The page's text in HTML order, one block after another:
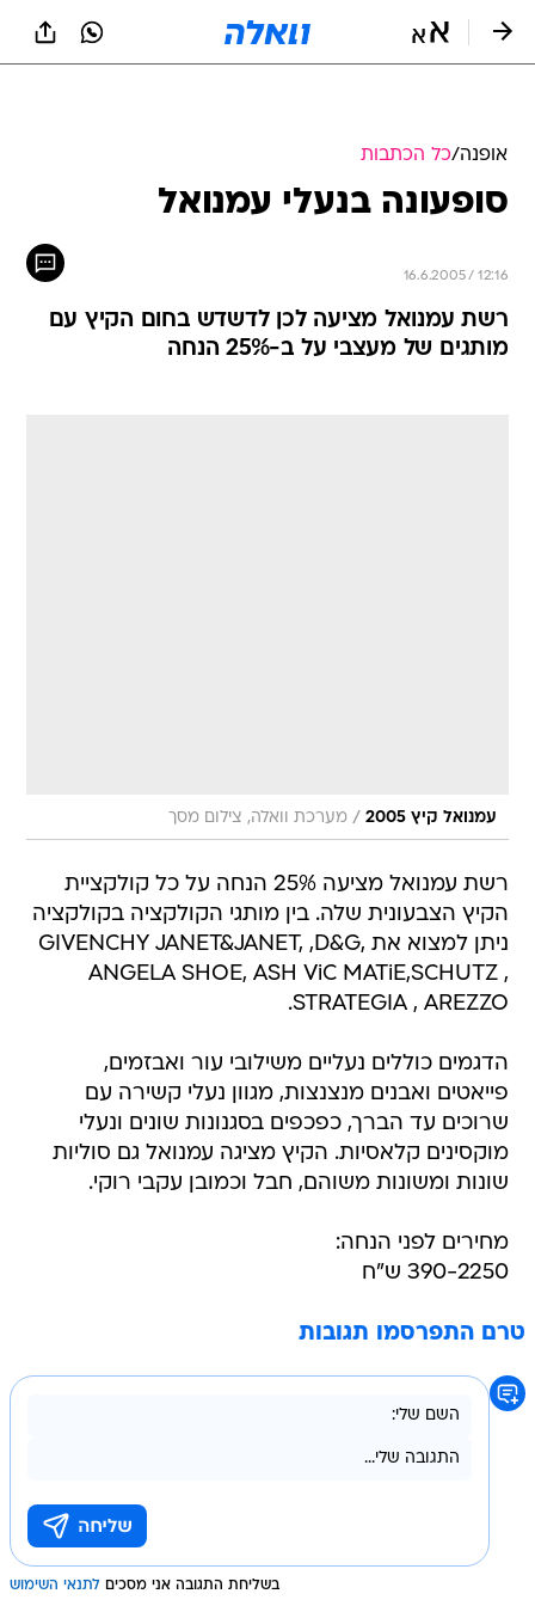
אופנה/כל הכתבות
סופעונה בנעלי עמנואל
16.6.2005 / 12:16
רשת עמנואל מציעה לכן לדשדש בחום הקיץ עם
מותגים של מעצבי על ב-25% הנחה
עמנואל קיץ 2005 / מערכת וואלה, צילום מסך
רשת עמנואל מציעה 25% הנחה על כל קולקציית
הקיץ הצבעונית שלה. בין מותגי הקולקציה בקולקציה
ניתן למצוא את GIVENCHY JANET&JANET, ,D&G,
ANGELA SHOE, ASH ViC MATiE,SCHUTZ ,
STRATEGIA , AREZZO.
הדגמים כוללים נעליים משילובי עור ואבזמים,
פייאטים ואבנים מנצנצות, מגוון נעלי קשירה עם
שרוכים עד הברך, כפכפים בסגנונות שונים ונעלי
מוקסינים קלאסיות. הקיץ מציגה עמנואל גם סוליות
שונות ומשונות משוהם, חבל וכמובן עקבי רוקי.
מחירים לפני הנחה:
390-2250 ש"ח
טרם התפרסמו תגובות
בשליחת התגובה אני מסכים לתנאי השימוש